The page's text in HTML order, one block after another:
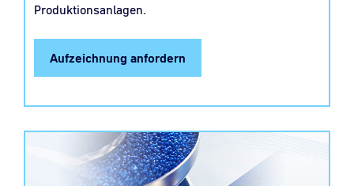
Produktionsanlagen.
Aufzeichnung anfordern